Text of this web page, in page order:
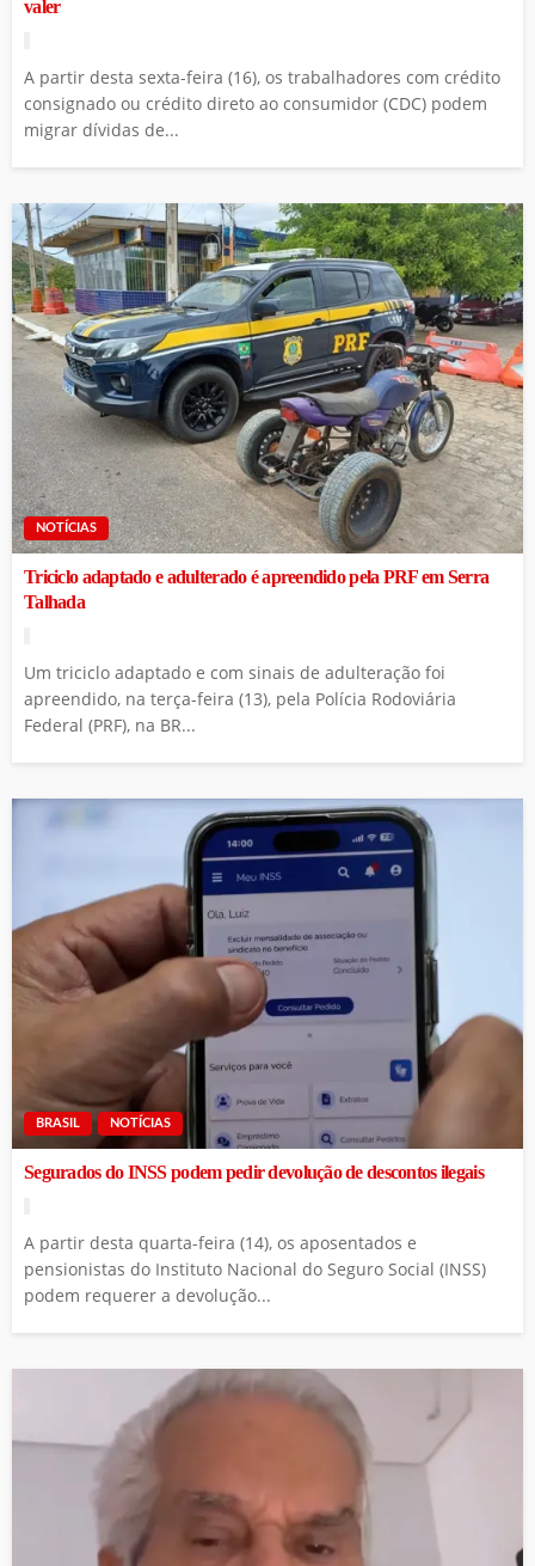
valer
A partir desta sexta-feira (16), os trabalhadores com crédito
consignado ou crédito direto ao consumidor (CDC) podem
migrar dívidas de...
NOTÍCIAS
Triciclo adaptado e adulterado é apreendido pela PRF em Serra
Talhada
Um triciclo adaptado e com sinais de adulteração foi
apreendido, na terça-feira (13), pela Polícia Rodoviária
Federal (PRF), na BR...
BRASIL NOTÍCIAS
Segurados do INSS podem pedir devolução de descontos ilegais
A partir desta quarta-feira (14), os aposentados e
pensionistas do Instituto Nacional do Seguro Social (INSS)
podem requerer a devolução...